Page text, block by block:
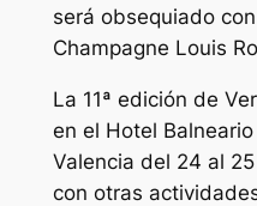
será obsequiado
Champagne Louis
La 11ª edición de
en el Hotel
Valencia del 24 al
con otras